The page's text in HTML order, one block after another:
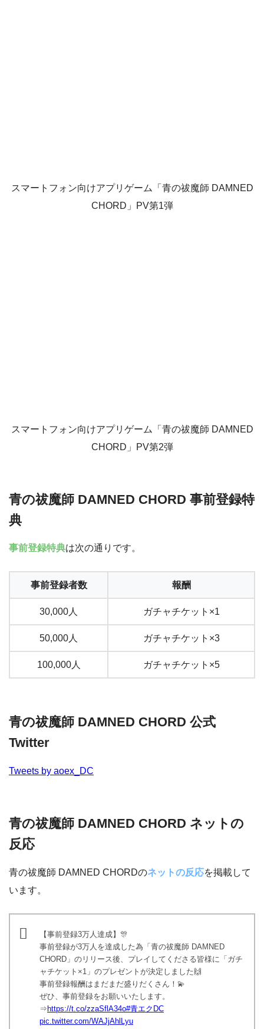
スマートフォン向けアプリゲーム「青の祓魔師 DAMNED
CHORD」PV第1弾
スマートフォン向けアプリゲーム「青の祓魔師 DAMNED
CHORD」PV第2弾
青の祓魔師 DAMNED CHORD 事前登録特
典
事前登録特典は次の通りです。
事前登録者数 報酬
30,000人 ガチャチケット×1
50,000人 ガチャチケット×3
100,000人 ガチャチケット×5
青の祓魔師 DAMNED CHORD 公式
Twitter
Tweets by aoex_DC
青の祓魔師 DAMNED CHORD ネットの
反応
青の祓魔師 DAMNED CHORDのネットの反応を掲載して
います。
【事前登録3万人達成】🎊
事前登録が3万人を達成した為「青の祓魔師 DAMNED
CHORD」のリリース後、プレイしてくださる皆様に「ガチ
ャチケット×1」のプレゼントが決定しました🙌
事前登録報酬はまだまだ盛りだくさん！💫
ぜひ、事前登録をお願いいたします。
⇒https://t.co/zzaSflA34o#青エクDC
pic.twitter.com/WAJjAhlLyu